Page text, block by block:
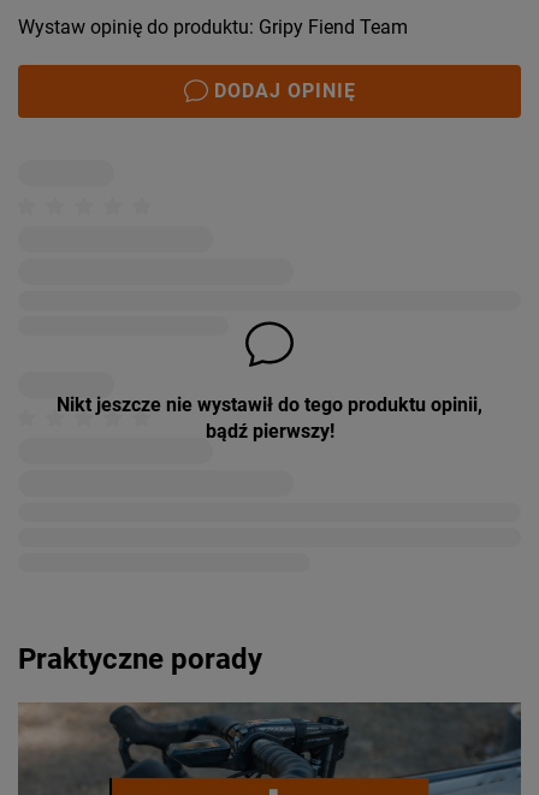
Wystaw opinię do produktu: Gripy Fiend Team
DODAJ OPINIĘ
Nikt jeszcze nie wystawił do tego produktu opinii,
bądź pierwszy!
Praktyczne porady